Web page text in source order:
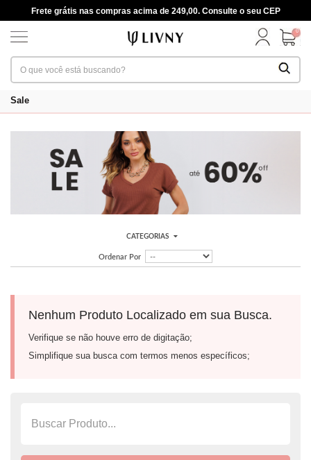
Frete grátis nas compras acima de 249,00. Consulte o seu CEP
0
Sale
CATEGORIAS
Ordenar Por
Nenhum Produto Localizado em sua Busca.
Verifique se não houve erro de digitação;
Simplifique sua busca com termos menos específicos;